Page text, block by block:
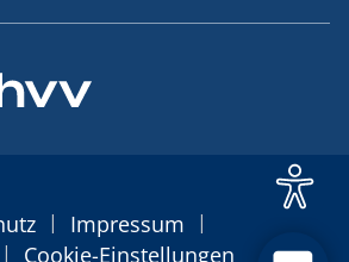
| Impressum |
| Cookie-Einstellungen